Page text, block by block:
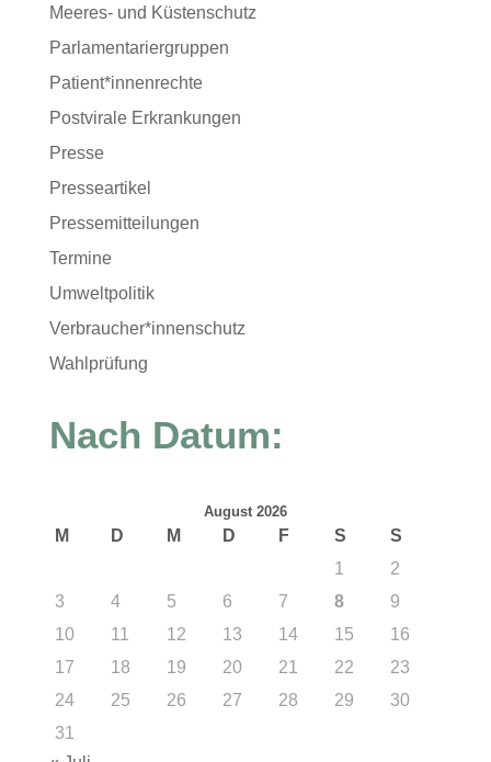
Meeres- und Küstenschutz
Parlamentariergruppen
Patient*innenrechte
Postvirale Erkrankungen
Presse
Presseartikel
Pressemitteilungen
Termine
Umweltpolitik
Verbraucher*innenschutz
Wahlprüfung
Nach Datum:
August 2026
M D M D F S
S
1
2
3
4 5 6 7 8
9
10
11 12 13 14 15
16
17
18 19 20 21 22
23
24
25 26 27 28 29
30
31